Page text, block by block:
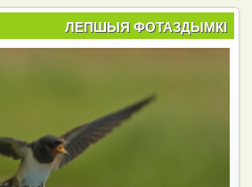
ЛЕПШЫЯ ФОТАЗДЫМКІ